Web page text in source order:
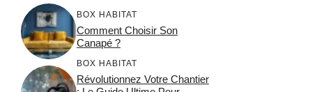
BOX HABITAT
Comment Choisir Son
Canapé ?
BOX HABITAT
Révolutionnez Votre Chantier